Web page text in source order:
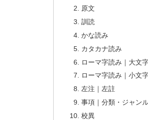
原文
訓読
かな読み
カタカナ読み
ローマ字読み｜大文
ローマ字読み｜小文
左注｜左註
事項｜分類・ジャン
校異